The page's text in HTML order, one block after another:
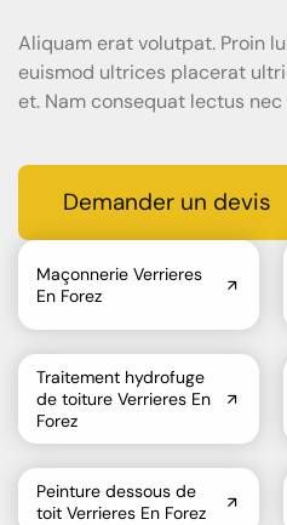
Aliquam erat volutpat. Proin
euismod ultrices placerat
et. Nam consequat lectus
Demander un devis
Maçonnerie Verrieres
En Forez
Traitement hydrofuge
de toiture Verrieres En
Forez
Peinture dessous de
toit Verrieres En Forez